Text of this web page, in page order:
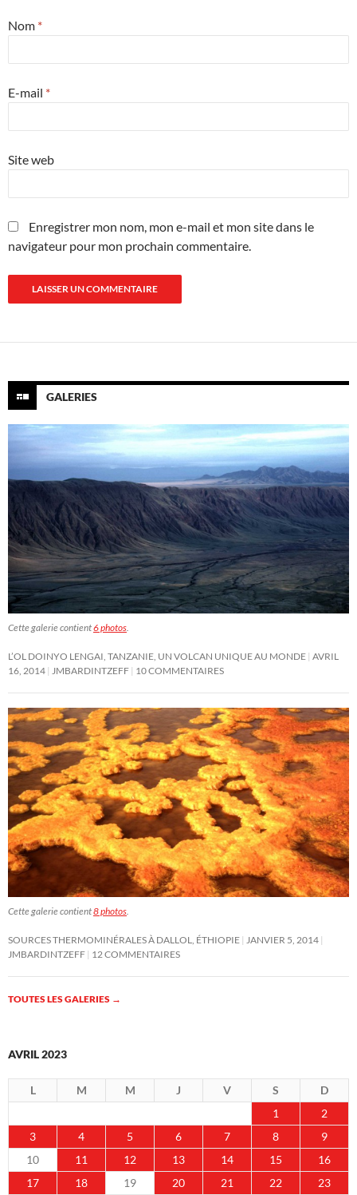
Nom *
E-mail *
Site web
Enregistrer mon nom, mon e-mail et mon site dans le
navigateur pour mon prochain commentaire.
GALERIES
Cette galerie contient6 photos.
L’OL DOINYO LENGAI, TANZANIE, UN VOLCAN UNIQUE AU MONDE AVRIL
16, 2014 JMBARDINTZEFF 10 COMMENTAIRES
Cette galerie contient8 photos.
SOURCES THERMOMINÉRALES À DALLOL, ÉTHIOPIE JANVIER 5, 2014
JMBARDINTZEFF 12 COMMENTAIRES
TOUTES LES GALERIES →
AVRIL 2023
L M M J V S
D
1
2
3
4 5 6 7 8
9
10
11 12 13 14 15
16
17
18 19 20 21 22 23